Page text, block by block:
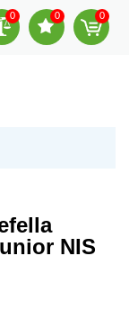
0 0 0
NIS